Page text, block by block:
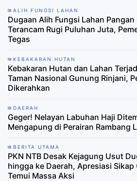
ALIH FUNGSI LAHAN
Dugaan Alih Fungsi Lahan
Terancam Rugi Puluhan Juta,
Tegas
KEBAKARAN HUTAN
Kebakaran Hutan dan Lahan
Taman Nasional Gunung Rinjani,
Dikerahkan
DAERAH
Geger! Nelayan Labuhan Haji
Mengapung di Perairan Rambang
BERITA UTAMA
PKN NTB Desak Kejagung Usut
hingga ke Daerah, Apresiasi Sikap
Temui Massa Aksi